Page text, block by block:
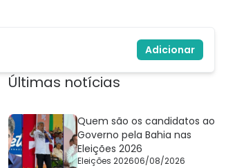
Adicionar
Últimas notícias
Quem são os candidatos ao
Governo pela Bahia nas
Eleições 2026
Eleições 202606/08/2026